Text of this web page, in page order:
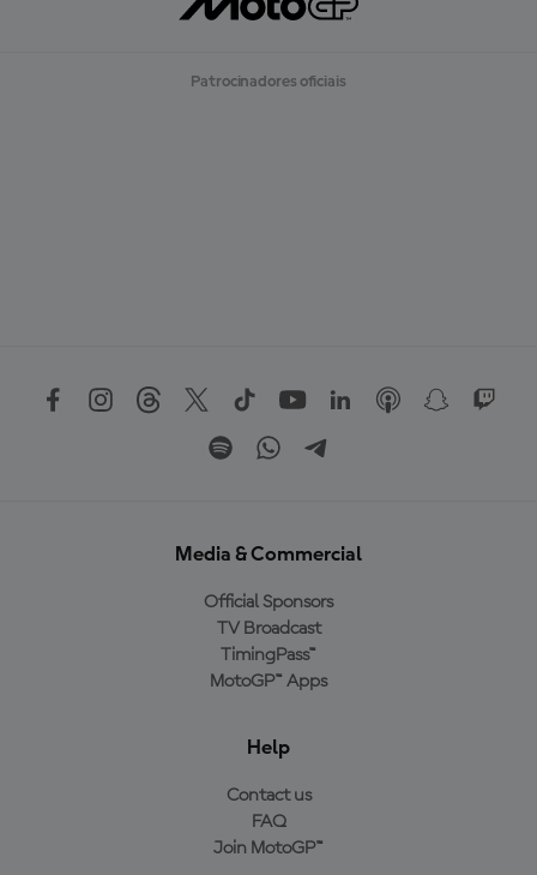
Patrocinadores oficiais
Media & Commercial
Official Sponsors
TV Broadcast
TimingPass™
MotoGP™ Apps
Help
Contact us
FAQ
Join MotoGP™